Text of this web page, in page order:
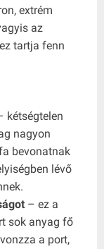
extrém
az
tartja fenn
kétségtelen
nagyon
bevonatnak
lévő
– ez a
sok anyag fő
a port,